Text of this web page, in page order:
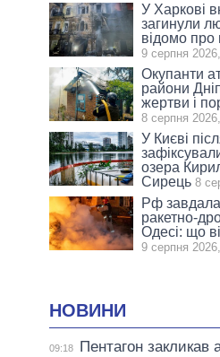
У Харкові
загинули
відомо про
9 серпня
Окупанти
райони
жертви і
8 серпня
У Києві
озера
Сирець 8
Рф
ракетно-
Одесі: що
9 серпня
НОВИНИ
09:18
Пентагон закликав